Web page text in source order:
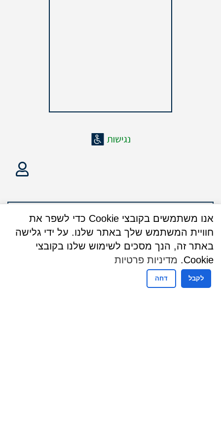
אנו משתמשים בקובצי Cookie כדי לשפר את
חוויית המשתמש שלך באתר שלנו. על ידי גלישה
באתר זה, הנך מסכים לשימוש שלנו בקובצי
Cookie.
מדיניות פרטיות
לקבל דחה